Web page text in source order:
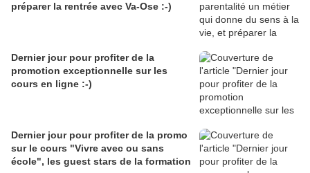
préparer la rentrée avec Va-Ose :-)
Dernier jour pour profiter de la
promotion exceptionnelle sur les
cours en ligne :-)
Dernier jour pour profiter de la promo
sur le cours "Vivre avec ou sans
école", les guest stars de la formation